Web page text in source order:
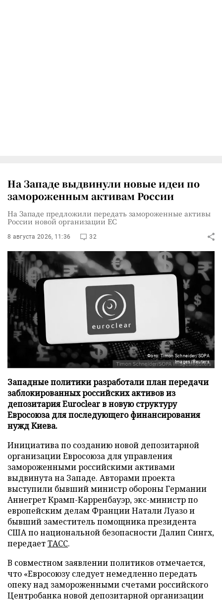
На Западе выдвинули новые идеи по
замороженным активам России
На Западе предложили передать замороженные активы
России новой организации ЕС
8 августа 2026, 11:36 32
Фото: Timon Schneider/SOPA
Images/Reuters
Западные политики разработали план передачи
заблокированных российских активов из
депозитария Euroclear в новую структуру
Евросоюза для последующего финансирования
нужд Киева.
Инициатива по созданию новой депозитарной
организации Евросоюза для управления
замороженными российскими активами
выдвинута на Западе. Авторами проекта
выступили бывший министр обороны Германии
Аннегрет Крамп-Карренбауэр, экс-министр по
европейским делам Франции Натали Луазо и
бывший заместитель помощника президента
США по национальной безопасности Далип Сингх,
передаетТАСС.
В совместном заявлении политиков отмечается,
что «Евросоюзу следует немедленно передать
опеку над замороженными счетами российского
Центробанка новой депозитарной организации